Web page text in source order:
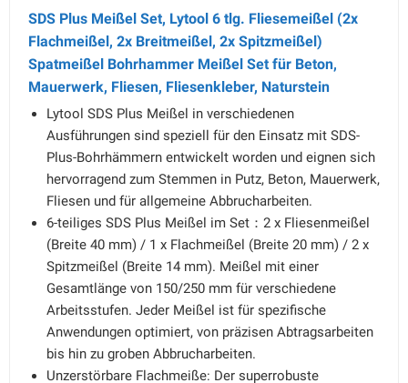
SDS Plus Meißel Set, Lytool 6 tlg. Fliesemeißel (2x
Flachmeißel, 2x Breitmeißel, 2x Spitzmeißel)
Spatmeißel Bohrhammer Meißel Set für Beton,
Mauerwerk, Fliesen, Fliesenkleber, Naturstein
Lytool SDS Plus Meißel in verschiedenen
Ausführungen sind speziell für den Einsatz mit SDS-
Plus-Bohrhämmern entwickelt worden und eignen sich
hervorragend zum Stemmen in Putz, Beton, Mauerwerk,
Fliesen und für allgemeine Abbrucharbeiten.
6-teiliges SDS Plus Meißel im Set：2 x Fliesenmeißel
(Breite 40 mm) / 1 x Flachmeißel (Breite 20 mm) / 2 x
Spitzmeißel (Breite 14 mm). Meißel mit einer
Gesamtlänge von 150/250 mm für verschiedene
Arbeitsstufen. Jeder Meißel ist für spezifische
Anwendungen optimiert, von präzisen Abtragsarbeiten
bis hin zu groben Abbrucharbeiten.
Unzerstörbare Flachmeiße: Der superrobuste